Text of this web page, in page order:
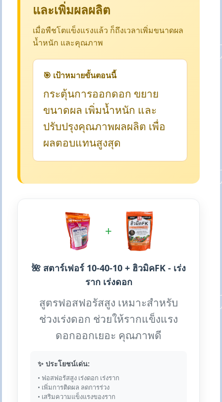
และเพิ่มผลผลิต
เมื่อพืชโตแข็งแรงแล้ว ก็ถึงเวลาเพิ่มขนาดผล
น้ำหนัก และคุณภาพ
🎯 เป้าหมายขั้นตอนนี้
กระตุ้นการออกดอก ขยาย
ขนาดผล เพิ่มน้ำหนัก และ
ปรับปรุงคุณภาพผลผลิต เพื่อ
ผลตอบแทนสูงสุด
+
🌺 สตาร์เฟอร์ 10-40-10 + ฮิวมิคFK - เร่ง
ราก เร่งดอก
สูตรฟอสฟอรัสสูง เหมาะสำหรับ
ช่วงเร่งดอก ช่วยให้รากแข็งแรง
ดอกออกเยอะ คุณภาพดี
✨ ประโยชน์เด่น:
• ฟอสฟอรัสสูง เร่งดอก เร่งราก
• เพิ่มการติดผล ลดการร่วง
• เสริมความแข็งแรงของราก